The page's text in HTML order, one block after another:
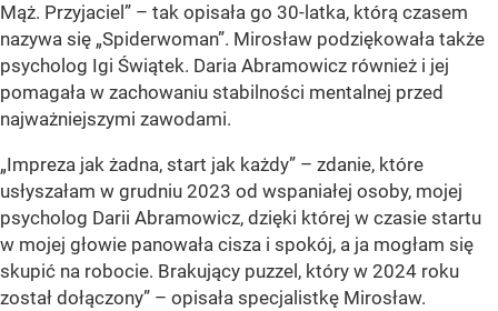
Mąż. Przyjaciel” – tak opisała go 30-latka, którą czasem
nazywa się „Spiderwoman”. Mirosław podziękowała także
psycholog Igi Świątek. Daria Abramowicz również i jej
pomagała w zachowaniu stabilności mentalnej przed
najważniejszymi zawodami.
„Impreza jak żadna, start jak każdy” – zdanie, które
usłyszałam w grudniu 2023 od wspaniałej osoby, mojej
psycholog Darii Abramowicz, dzięki której w czasie startu
w mojej głowie panowała cisza i spokój, a ja mogłam się
skupić na robocie. Brakujący puzzel, który w 2024 roku
został dołączony” – opisała specjalistkę Mirosław.